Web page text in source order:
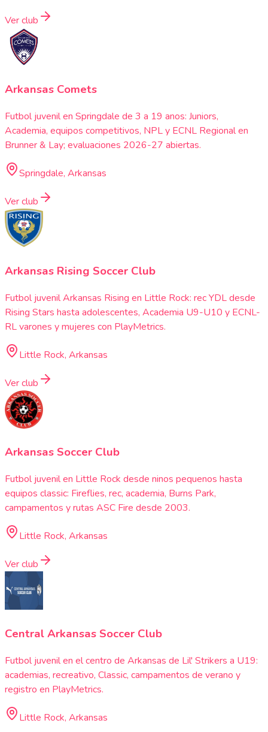
Ver club
Arkansas Comets
Futbol juvenil en Springdale de 3 a 19 anos: Juniors,
Academia, equipos competitivos, NPL y ECNL Regional en
Brunner & Lay; evaluaciones 2026-27 abiertas.
Springdale, Arkansas
Ver club
Arkansas Rising Soccer Club
Futbol juvenil Arkansas Rising en Little Rock: rec YDL desde
Rising Stars hasta adolescentes, Academia U9-U10 y ECNL-
RL varones y mujeres con PlayMetrics.
Little Rock, Arkansas
Ver club
Arkansas Soccer Club
Futbol juvenil en Little Rock desde ninos pequenos hasta
equipos classic: Fireflies, rec, academia, Burns Park,
campamentos y rutas ASC Fire desde 2003.
Little Rock, Arkansas
Ver club
Central Arkansas Soccer Club
Futbol juvenil en el centro de Arkansas de Lil' Strikers a U19:
academias, recreativo, Classic, campamentos de verano y
registro en PlayMetrics.
Little Rock, Arkansas